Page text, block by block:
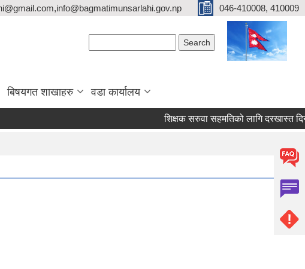
046-410008, 410009
बिषयगत शाखाहरु वडा कार्यालय
शिक्षक सरुवा सहमतिको लागि दरखास्त